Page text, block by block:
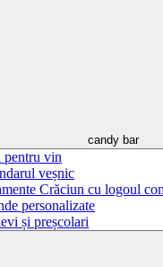
candy bar
pentru vin
veșnic
Crăciun cu logoul
personalizate
și preșcolari